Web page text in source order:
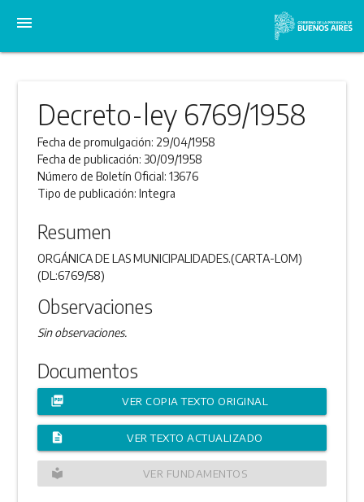
menu
Decreto-ley 6769/1958
Fecha de promulgación: 29/04/1958
Fecha de publicación: 30/09/1958
Número de Boletín Oficial:13676
Tipo de publicación:Integra
Resumen
ORGÁNICA DE LAS MUNICIPALIDADES.(CARTA-LOM)
(DL:6769/58)
Observaciones
Sin observaciones.
Documentos
picture_as_pdf VER COPIA TEXTO ORIGINAL
description VER TEXTO ACTUALIZADO
local_library VER FUNDAMENTOS